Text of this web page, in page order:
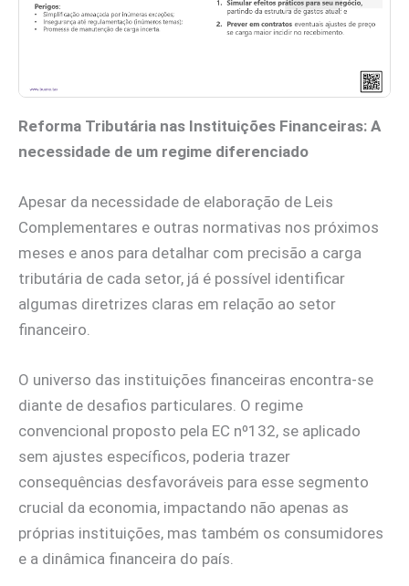
Reforma Tributária nas Instituições Financeiras: A
necessidade de um regime diferenciado
Apesar da necessidade de elaboração de Leis
Complementares e outras normativas nos próximos
meses e anos para detalhar com precisão a carga
tributária de cada setor, já é possível identificar
algumas diretrizes claras em relação ao setor
financeiro.
O universo das instituições financeiras encontra-se
diante de desafios particulares. O regime
convencional proposto pela EC nº132, se aplicado
sem ajustes específicos, poderia trazer
consequências desfavoráveis para esse segmento
crucial da economia, impactando não apenas as
próprias instituições, mas também os consumidores
e a dinâmica financeira do país.